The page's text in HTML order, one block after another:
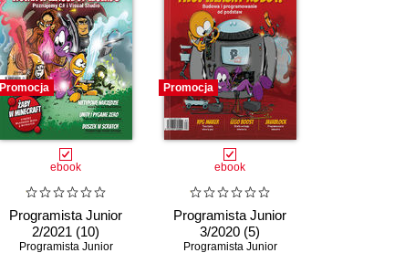
Promocja
ebook
Programista Junior
2/2021 (10)
Programista Junior
Promocja
ebook
Programista Junior
3/2020 (5)
Programista Junior